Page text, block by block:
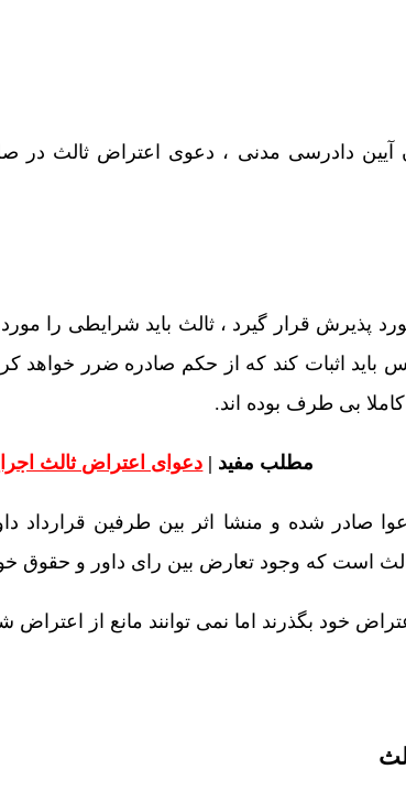
ماده 418 و 454 قانون آیین دادرسی مدنی ، دعوی
پذیرش قرار گیرد ، ثالث باید شرایطی را
اثبات کند که از حکم صادره ضرر خواهد کرد.
بی طرف بوده اند.
مطلب مفید | دعوای اعتراض ثالث
صادر شده و منشا اثر بین طرفین
است که وجود تعارض بین رای داور و حقوق
خود بگذرند اما نمی توانند مانع از